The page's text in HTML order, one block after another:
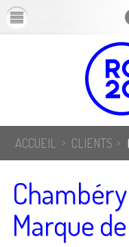
ACCUEIL CLIENTS
Marque